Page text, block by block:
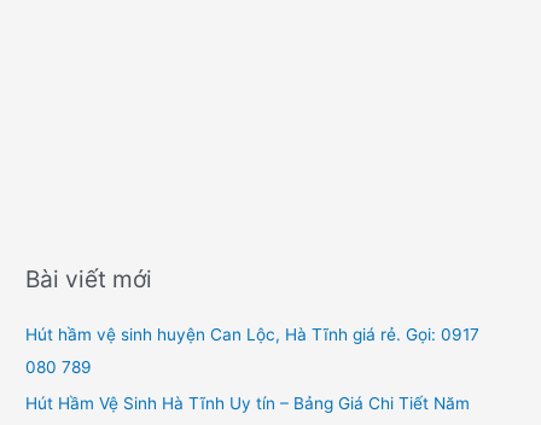
Bài viết mới
Hút hầm vệ sinh huyện Can Lộc, Hà Tĩnh giá rẻ. Gọi: 0917
080 789
Hút Hầm Vệ Sinh Hà Tĩnh Uy tín – Bảng Giá Chi Tiết Năm